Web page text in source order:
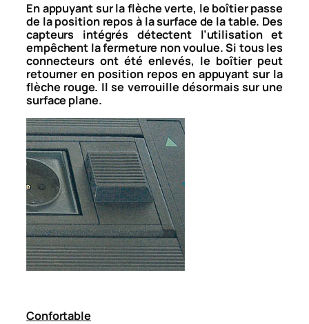
En appuyant sur la flèche verte, le boîtier passe
de la position repos à la surface de la table. Des
capteurs intégrés détectent l’utilisation et
empêchent la fermeture non voulue. Si tous les
connecteurs ont été enlevés, le boîtier peut
retourner en position repos en appuyant sur la
flèche rouge. Il se verrouille désormais sur une
surface plane.
Confortable